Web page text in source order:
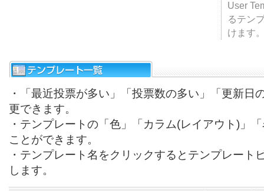
User
るテン
けます
・「最近投票が多い」「投票数の多い」「更新日
更できます。
・テンプレートの「色」「カラム(レイアウト)」
ことができます。
・テンプレート名をクリックするとテンプレート
します。